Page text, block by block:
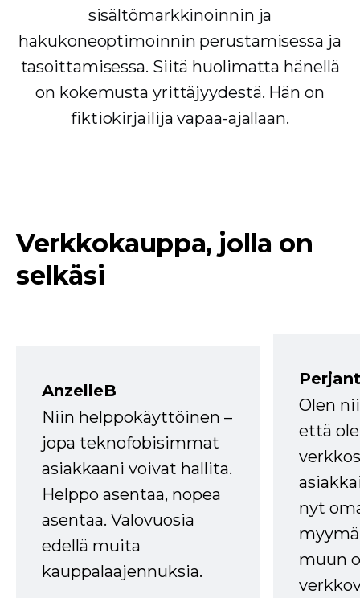
sisältömarkkinoinnin ja
hakukoneoptimoinnin perustamisessa ja
tasoittamisessa. Siitä huolimatta hänellä
on kokemusta yrittäjyydestä. Hän on
fiktiokirjailija vapaa-ajallaan.
Verkkokauppa, jolla on
selkäsi
AnzelleB
Niin helppokäyttöinen –
jopa teknofobisimmat
asiakkaani voivat hallita.
Helppo asentaa, nopea
asentaa. Valovuosia
edellä muita
kauppalaajennuksia.
Olen
että
nyt
muun